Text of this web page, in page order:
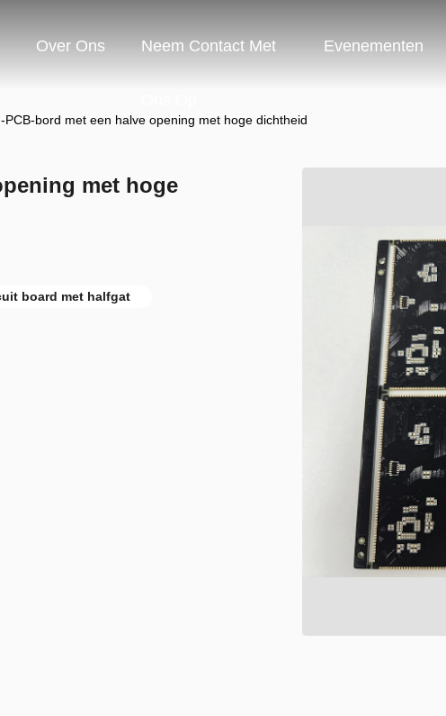
Over Ons Neem Contact Met Evenementen
PCB-bord met een halve opening met hoge dichtheid
met hoge
board met halfgat